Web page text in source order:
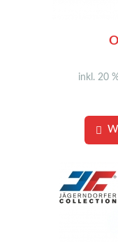
inkl. 20